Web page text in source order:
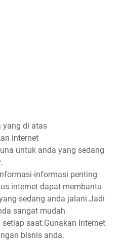
yang di atas
internet
untuk anda yang sedang
informasi penting
internet dapat membantu
sedang anda jalani.Jadi
sangat mudah
saat.Gunakan Internet
bisnis anda.